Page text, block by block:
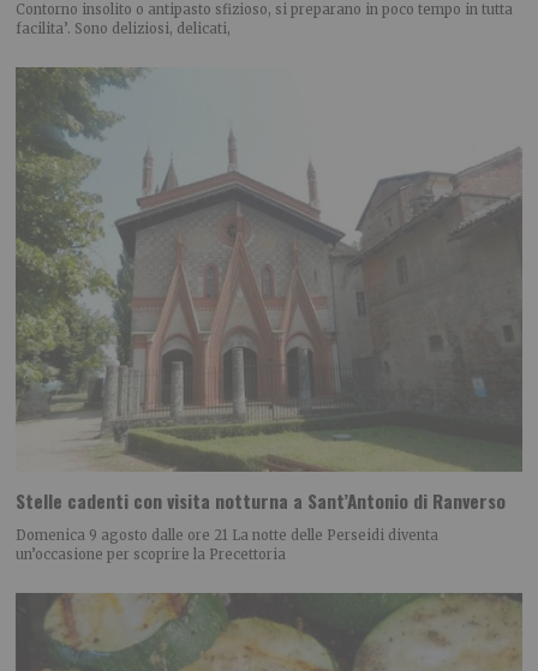
Contorno insolito o antipasto sfizioso, si preparano in poco tempo in tutta
facilita’. Sono deliziosi, delicati,
Stelle cadenti con visita notturna a Sant’Antonio di Ranverso
Domenica 9 agosto dalle ore 21 La notte delle Perseidi diventa
un’occasione per scoprire la Precettoria